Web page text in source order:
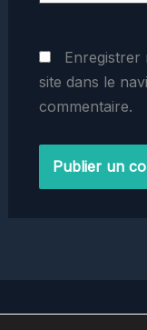
Enregistrer
site dans le
commentaire.